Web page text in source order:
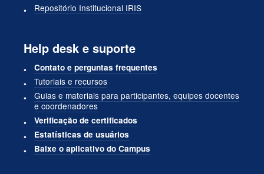
Repositório Institucional IRIS
Help desk e suporte
Contato e perguntas frequentes
Tutoriais e recursos
Guias e materiais para participantes, equipes docentes
e coordenadores
Verificação de certificados
Estatísticas de usuários
Baixe o aplicativo do Campus